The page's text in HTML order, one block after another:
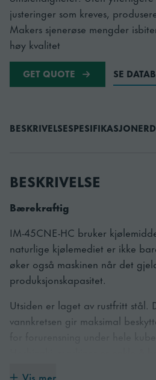
justeringer som kreves,
Makers sjenerøse mengder
høy kvalitet
GET QUOTE SE
BESKRIVELSESPESIFIKASJONER
BESKRIVELSE
Bærekraftig
IM-45CNE-HC bruker
naturlige kjølemediet er ikke
øker også maskinen når det
produksjonskapasitet.
Utsiden er laget av rustfritt stål.
vannkretsen gir maksimal
Vis mer